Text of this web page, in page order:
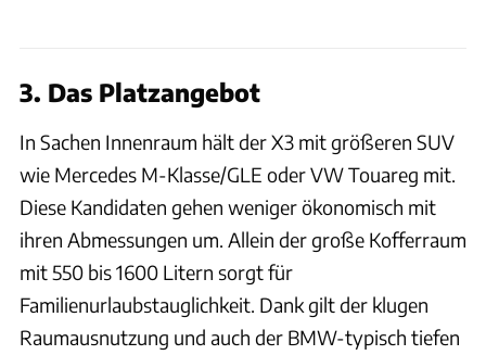
3. Das Platzangebot
In Sachen Innenraum hält der X3 mit größeren SUV
wie Mercedes M-Klasse/GLE oder VW Touareg mit.
Diese Kandidaten gehen weniger ökonomisch mit
ihren Abmessungen um. Allein der große Kofferraum
mit 550 bis 1600 Litern sorgt für
Familienurlaubstauglichkeit. Dank gilt der klugen
Raumausnutzung und auch der BMW-typisch tiefen